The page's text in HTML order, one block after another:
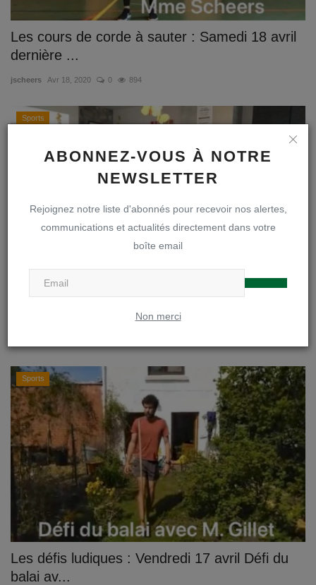
ABONNEZ-VOUS À NOTRE
NEWSLETTER
Rejoignez notre liste d'abonnés pour recevoir nos alertes,
communications et actualités directement dans votre
boîte email
Non merci
Les cours de corde à sauter : Samedi 18 avril
dernière ...
jscheers Avr 18, 2020 0 894
Sports
Vendredi 17 avril Routine matinale
(renforcement) avec ...
Sports
Les défis ludiques : Vendredi 17 avril Défi du
balai av...